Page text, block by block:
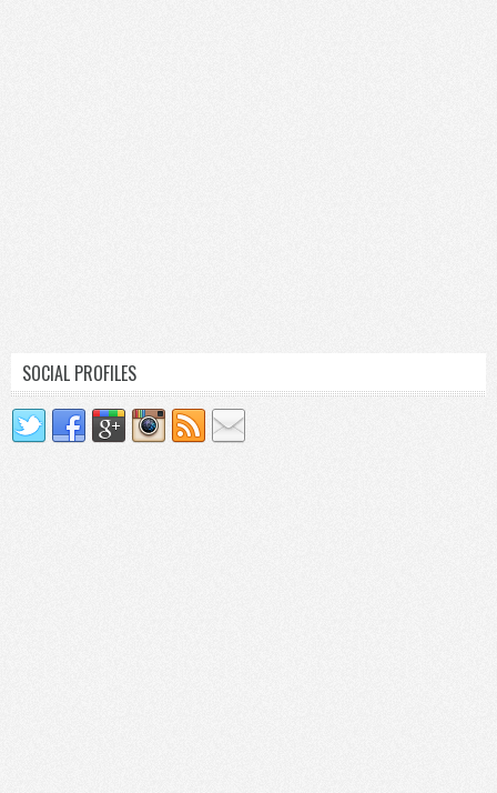
SOCIAL PROFILES